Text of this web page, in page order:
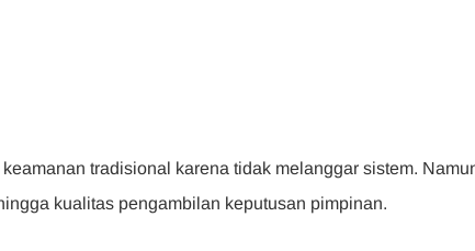
tradisional karena tidak melanggar sistem.
kualitas pengambilan keputusan pimpinan.